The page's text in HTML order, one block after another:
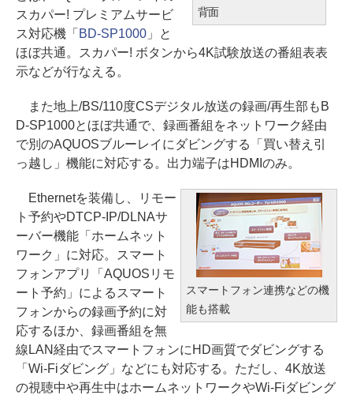
背面
スカパー! プレミアムサービ
ス対応機「 BD-SP1000」と
ほぼ共通。スカパー! ボタンから4K試験放送の番組表表
示などが行なえる。
また地上/BS/110度CSデジタル放送の録画/再生部もB
D-SP1000とほぼ共通で、録画番組をネットワーク経由
で別のAQUOSブルーレイにダビングする「買い替え引
っ越し」機能に対応する。出力端子はHDMIのみ。
スマートフォン連携などの機
能も搭載
Ethernetを装備し、リモー
ト予約やDTCP-IP/DLNAサ
ーバー機能「ホームネット
ワーク」に対応。スマート
フォンアプリ「AQUOSリモ
ート予約」によるスマート
フォンからの録画予約に対
応するほか、録画番組を無
線LAN経由でスマートフォンにHD画質でダビングする
「Wi-Fiダビング」などにも対応する。ただし、4K放送
の視聴中や再生中はホームネットワークやWi-Fiダビング